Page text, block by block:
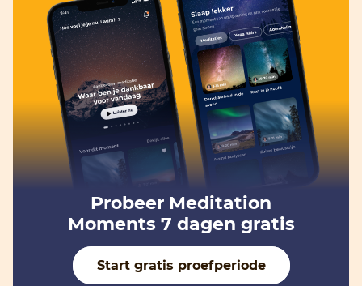
Probeer Meditation
Moments 7 dagen gratis
Start gratis proefperiode